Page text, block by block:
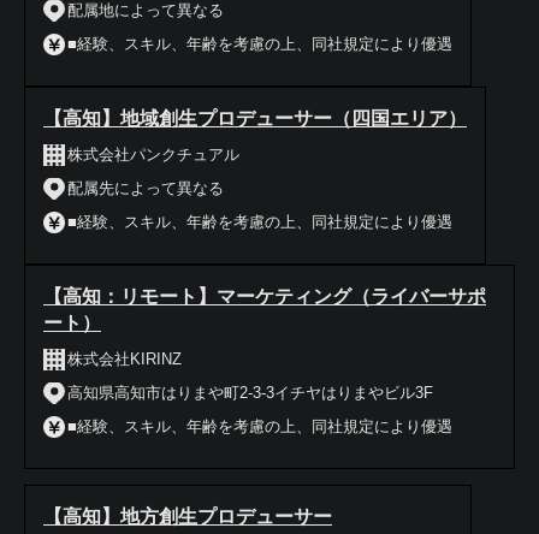
配属地によって異なる
■経験、スキル、年齢を考慮の上、同社規定により優遇
【高知】地域創生プロデューサー（四国エリア）
株式会社パンクチュアル
配属先によって異なる
■経験、スキル、年齢を考慮の上、同社規定により優遇
【高知：リモート】マーケティング（ライバーサポ
ート）
株式会社KIRINZ
高知県高知市はりまや町2-3-3イチヤはりまやビル3F
■経験、スキル、年齢を考慮の上、同社規定により優遇
【高知】地方創生プロデューサー